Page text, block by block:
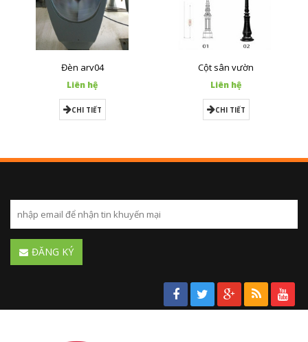
Đèn arv04
Liên hệ
CHI TIẾT
Cột sân vườn
Liên hệ
CHI TIẾT
ĐĂNG KÝ